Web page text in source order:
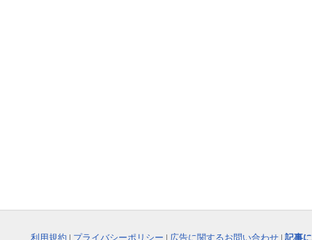
利用規約 | プライバシーポリシー | 広告に関するお問い合わせ | 記事